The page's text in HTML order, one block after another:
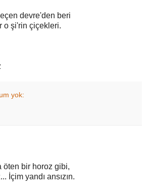
devre'den beri
o şi'rin çiçekleri.
yok:
öten bir horoz gibi,
İçim yandı ansızın.